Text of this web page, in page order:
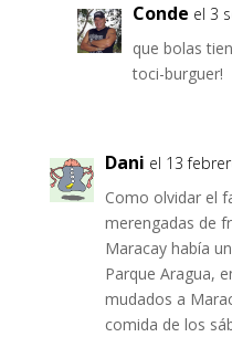
Conde el 3
que bolas
toci-burguer!
Dani el 13
Como olvidar el
merengadas de
Maracay había
Parque Aragua,
mudados a
comida de los